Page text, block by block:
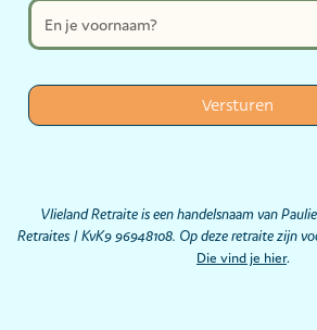
Vlieland Retraite is een handelsnaam van
Retraites | KvK9 96948108. Op deze retraite zijn
Die vind je hier.